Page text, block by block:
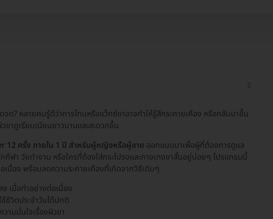
? หลายคนรู้ดีว่าการโกนหรือแว็กซ์ขาอาจทำให้รู้สึกระคายเคือง หรือกลับมาขึ้น
าดูเรียบเนียนยาวนานและสะดวกขึ้น
12 ครั้ง ภายใน 1 ปี สำหรับผู้หญิงหรือผู้ชาย ออกแบบมาเพื่อผู้ที่ต้องการดูแล
กีฬา วัยทำงาน หรือใครที่ต้องใส่กระโปรงและกางเกงขาสั้นอยู่บ่อยๆ โปรแกรมนี้
นื่อง พร้อมลดความระคายเคืองที่เกิดจากวิธีเดิมๆ
ง เมื่อทำอย่างต่อเนื่อง
ชีวิตประจำวันได้ปกติ
ามมั่นใจเรื่องผิวขา